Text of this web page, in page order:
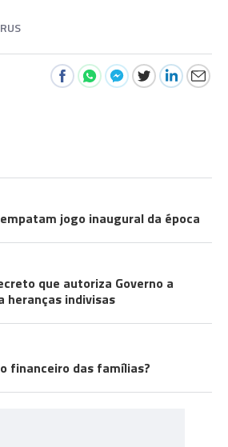
jogo inaugural da época
que autoriza Governo a
heranças indivisas
financeiro das famílias?